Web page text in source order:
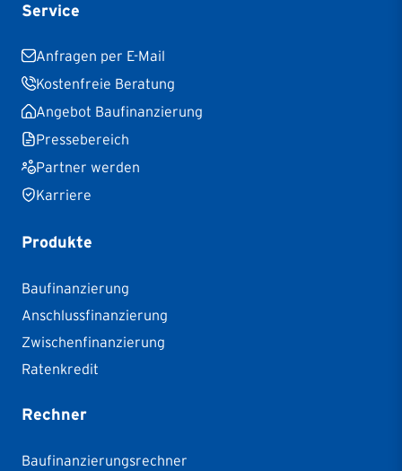
Service
Anfragen per E-Mail
Kostenfreie Beratung
Angebot Baufinanzierung
Pressebereich
Partner werden
Karriere
Produkte
Baufinanzierung
Anschlussfinanzierung
Zwischenfinanzierung
Ratenkredit
Rechner
Baufinanzierungsrechner